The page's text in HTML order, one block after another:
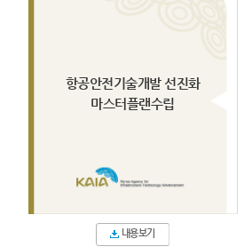
항공안전기술개발 선진화
마스터플랜수립
내용보기